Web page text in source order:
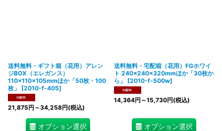
送料無料・ギフト箱（花用）アレン
ジBOX（エレガンス）
110×110×105mmほか「50枚・100
枚」
[2010-f-405]
21,875円 ～34,258円(税込)
オプション選択
送料無料・宅配箱（花用）FGホワイ
ト 240×240×320mmほか「30枚か
ら」
[2010-f-500w]
14,364円 ～15,730円(税込)
オプション選択